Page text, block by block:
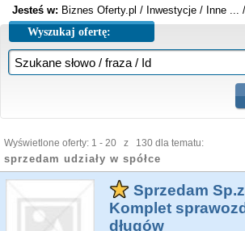
Jesteś w: Biznes Oferty.pl / Inwestycje / Inne ... /
Wyszukaj ofertę:
Wyświetlone oferty: 1 - 20 z 130 dla tematu:
sprzedam udziały w spółce
Sprzedam
Komplet
długów